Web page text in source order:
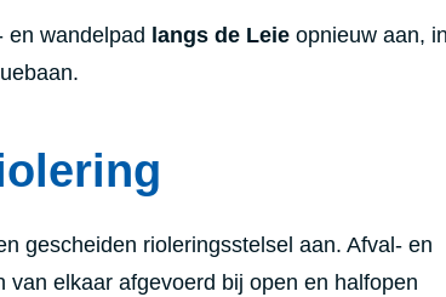
en wandelpad langs de Leie opnieuw aan, in
gescheiden rioleringsstelsel aan. Afval- en
van elkaar afgevoerd bij open en halfopen